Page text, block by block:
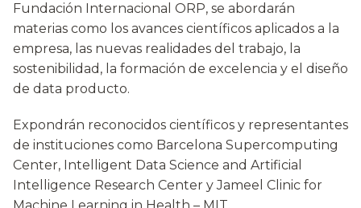
Fundación Internacional ORP, se abordarán
materias como los avances científicos aplicados a la
empresa, las nuevas realidades del trabajo, la
sostenibilidad, la formación de excelencia y el diseño
de data producto.
Expondrán reconocidos científicos y representantes
de instituciones como Barcelona Supercomputing
Center, Intelligent Data Science and Artificial
Intelligence Research Center y Jameel Clinic for